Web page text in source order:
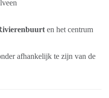
en het centrum
afhankelijk te zijn van de